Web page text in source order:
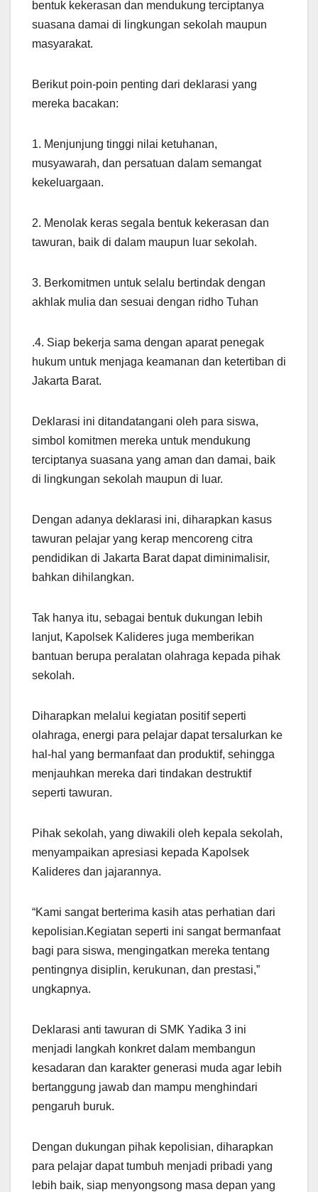
bentuk kekerasan dan mendukung terciptanya
suasana damai di lingkungan sekolah maupun
masyarakat.
Berikut poin-poin penting dari deklarasi yang
mereka bacakan:
1. Menjunjung tinggi nilai ketuhanan,
musyawarah, dan persatuan dalam semangat
kekeluargaan.
2. Menolak keras segala bentuk kekerasan dan
tawuran, baik di dalam maupun luar sekolah.
3. Berkomitmen untuk selalu bertindak dengan
akhlak mulia dan sesuai dengan ridho Tuhan
.4. Siap bekerja sama dengan aparat penegak
hukum untuk menjaga keamanan dan ketertiban di
Jakarta Barat.
Deklarasi ini ditandatangani oleh para siswa,
simbol komitmen mereka untuk mendukung
terciptanya suasana yang aman dan damai, baik
di lingkungan sekolah maupun di luar.
Dengan adanya deklarasi ini, diharapkan kasus
tawuran pelajar yang kerap mencoreng citra
pendidikan di Jakarta Barat dapat diminimalisir,
bahkan dihilangkan.
Tak hanya itu, sebagai bentuk dukungan lebih
lanjut, Kapolsek Kalideres juga memberikan
bantuan berupa peralatan olahraga kepada pihak
sekolah.
Diharapkan melalui kegiatan positif seperti
olahraga, energi para pelajar dapat tersalurkan ke
hal-hal yang bermanfaat dan produktif, sehingga
menjauhkan mereka dari tindakan destruktif
seperti tawuran.
Pihak sekolah, yang diwakili oleh kepala sekolah,
menyampaikan apresiasi kepada Kapolsek
Kalideres dan jajarannya.
“Kami sangat berterima kasih atas perhatian dari
kepolisian.Kegiatan seperti ini sangat bermanfaat
bagi para siswa, mengingatkan mereka tentang
pentingnya disiplin, kerukunan, dan prestasi,”
ungkapnya.
Deklarasi anti tawuran di SMK Yadika 3 ini
menjadi langkah konkret dalam membangun
kesadaran dan karakter generasi muda agar lebih
bertanggung jawab dan mampu menghindari
pengaruh buruk.
Dengan dukungan pihak kepolisian, diharapkan
para pelajar dapat tumbuh menjadi pribadi yang
lebih baik, siap menyongsong masa depan yang